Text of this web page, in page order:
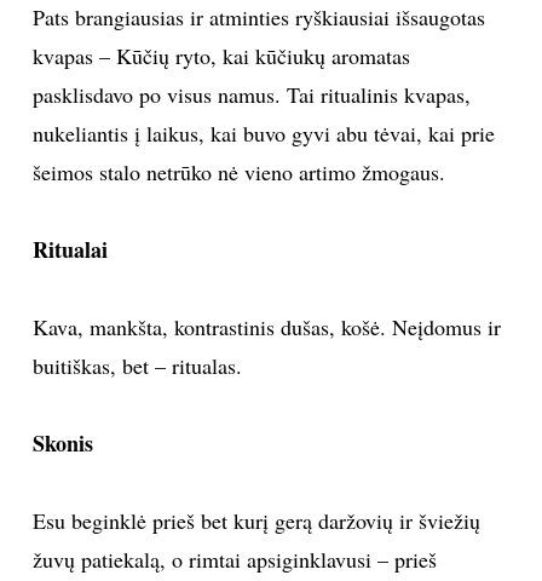
Pats brangiausias ir atminties ryškiausiai išsaugotas
kvapas – Kūčių ryto, kai kūčiukų aromatas
pasklisdavo po visus namus. Tai ritualinis kvapas,
nukeliantis į laikus, kai buvo gyvi abu tėvai, kai prie
šeimos stalo netrūko nė vieno artimo žmogaus.
Ritualai
Kava, mankšta, kontrastinis dušas, košė. Neįdomus ir
buitiškas, bet – ritualas.
Skonis
Esu beginklė prieš bet kurį gerą daržovių ir šviežių
žuvų patiekalą, o rimtai apsiginklavusi – prieš